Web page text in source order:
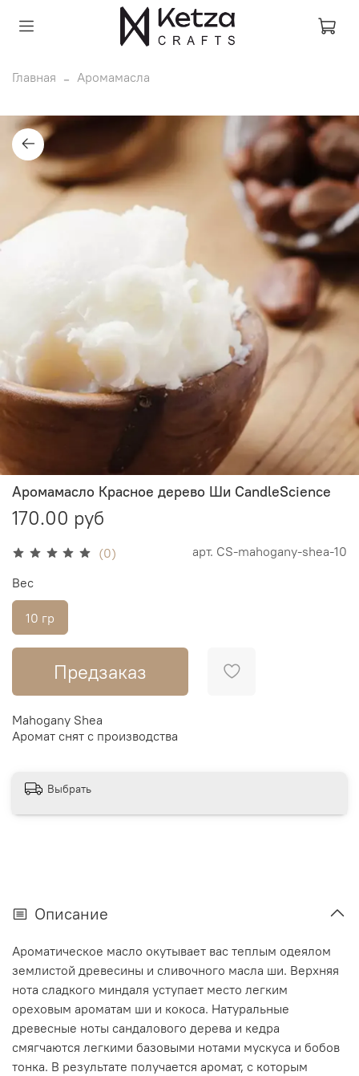
Главная Аромамасла
(0) арт. CS-mahogany-shea-10
Аромамасло Красное дерево Ши CandleScience
170.00 руб
Предзаказ
Вес
10 гр
Mahogany Shea
Аромат снят с производства
Выбрать
Описание
Ароматическое масло окутывает вас теплым одеялом
землистой древесины и сливочного масла ши. Верхняя
нота сладкого миндаля уступает место легким
ореховым ароматам ши и кокоса. Натуральные
древесные ноты сандалового дерева и кедра
смягчаются легкими базовыми нотами мускуса и бобов
тонка. В результате получается аромат, с которым